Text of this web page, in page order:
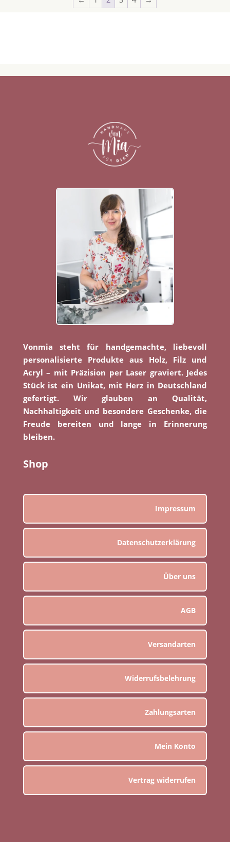
Vonmia steht für handgemachte, liebevoll
personalisierte Produkte aus Holz, Filz und
Acryl – mit Präzision per Laser graviert. Jedes
Stück ist ein Unikat, mit Herz in Deutschland
gefertigt. Wir glauben an Qualität,
Nachhaltigkeit und besondere Geschenke, die
Freude bereiten und lange in Erinnerung
bleiben.
Shop
Impressum
Datenschutzerklärung
Über uns
AGB
Versandarten
Widerrufsbelehrung
Zahlungsarten
Mein Konto
Vertrag widerrufen